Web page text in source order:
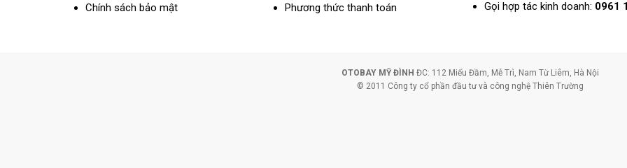
Chính sách bảo mật
Phương thức thanh toán
Gọi hợp tác kinh doanh: 0961
OTOBAY MỸ ĐÌNH ĐC: 112 Miếu Đầm, Mễ Trì, Nam Từ Liêm, Hà Nội
© 2011 Công ty cổ phần đầu tư và công nghệ Thiên Trường